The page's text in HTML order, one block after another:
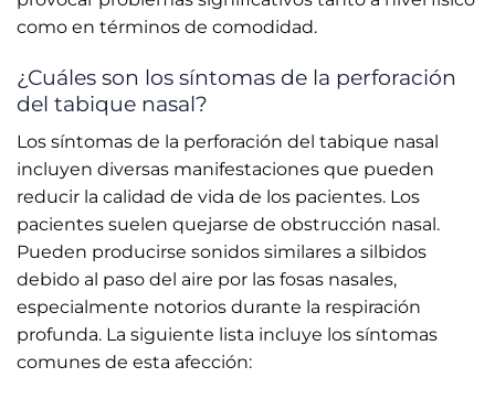
como en términos de comodidad.
¿Cuáles son los síntomas de la perforación
del tabique nasal?
Los síntomas de la perforación del tabique nasal
incluyen diversas manifestaciones que pueden
reducir la calidad de vida de los pacientes. Los
pacientes suelen quejarse de obstrucción nasal.
Pueden producirse sonidos similares a silbidos
debido al paso del aire por las fosas nasales,
especialmente notorios durante la respiración
profunda. La siguiente lista incluye los síntomas
comunes de esta afección: